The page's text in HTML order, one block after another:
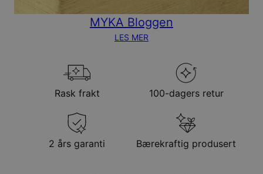
MYKA Bloggen
LES MER
Rask frakt 100-dagers retur
2 års garanti Bærekraftig produsert